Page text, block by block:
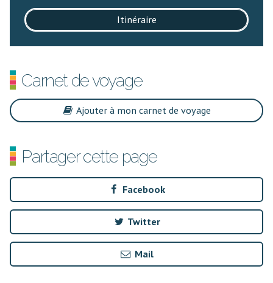
Itinéraire
Carnet de voyage
Ajouter à mon carnet de voyage
Partager cette page
Facebook
Twitter
Mail